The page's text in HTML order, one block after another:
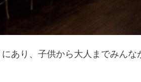
あり、子供から大人までみん